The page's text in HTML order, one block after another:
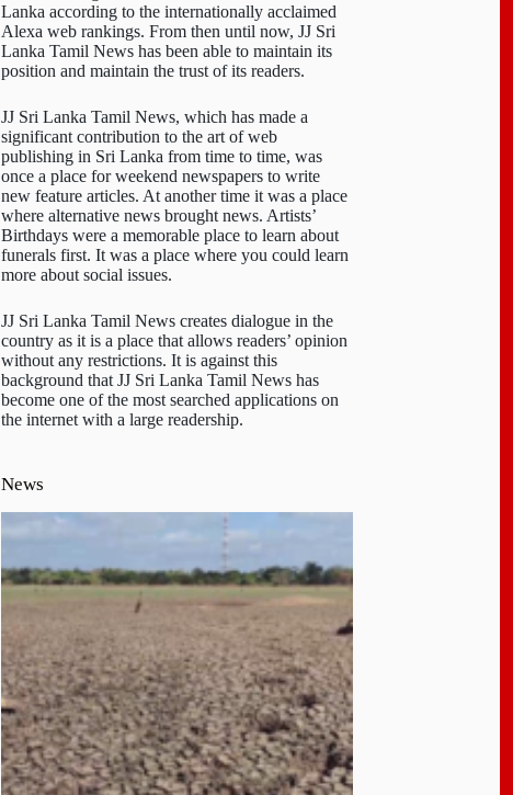
Lanka according to the internationally acclaimed
Alexa web rankings. From then until now, JJ Sri
Lanka Tamil News has been able to maintain its
position and maintain the trust of its readers.
JJ Sri Lanka Tamil News, which has made a
significant contribution to the art of web
publishing in Sri Lanka from time to time, was
once a place for weekend newspapers to write
new feature articles. At another time it was a place
where alternative news brought news. Artists’
Birthdays were a memorable place to learn about
funerals first. It was a place where you could learn
more about social issues.
JJ Sri Lanka Tamil News creates dialogue in the
country as it is a place that allows readers’ opinion
without any restrictions. It is against this
background that JJ Sri Lanka Tamil News has
become one of the most searched applications on
the internet with a large readership.
News